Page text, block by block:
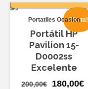
Oferta!
Portatiles Ocasion
Portátil HP
Pavilion 15-
D0002ss
Excelente
200,00€
El
180,00€